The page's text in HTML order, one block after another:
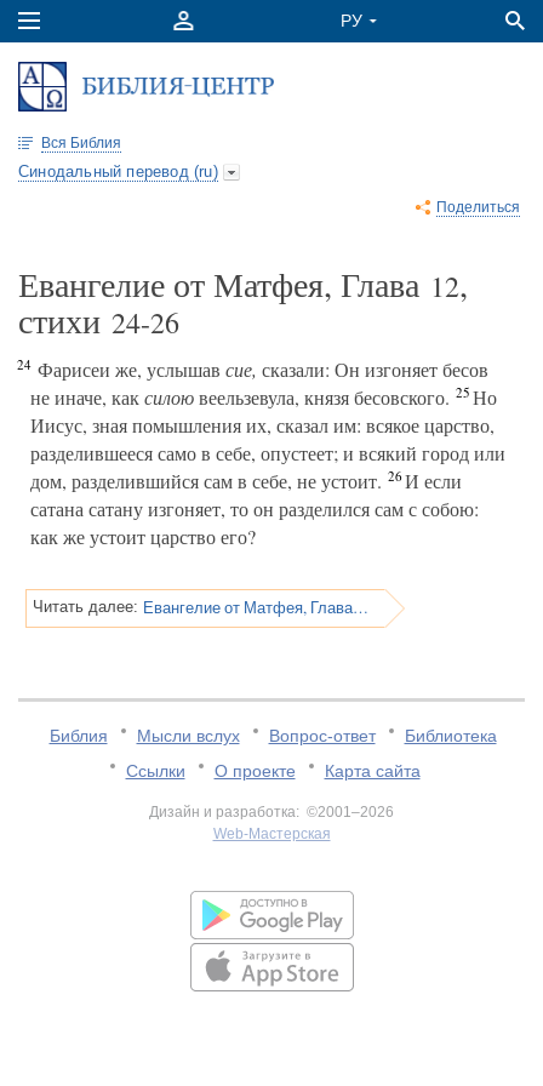
Вся Библия
Синодальный перевод (ru)
Поделиться
Евангелие от Матфея, Глава 12,
стихи 24-26
24 Фарисеи же, услышав сие, сказали: Он изгоняет бесов
не иначе, каксилоювеельзевула, князя бесовского. 25Но
Иисус, зная помышления их, сказал им: всякое царство,
разделившееся само в себе, опустеет; и всякий город или
дом, разделившийся сам в себе, не устоит. 26И если
сатана сатану изгоняет, то он разделился сам с собою:
как же устоит царство его?
Читать далее: Евангелие от Матфея, Глава 12
Библия Мысли вслух Вопрос-ответ
Библиотека
Ссылки
О проекте Карта сайта
Дизайн и разработка: ©2001–2026
Web-Мастерская